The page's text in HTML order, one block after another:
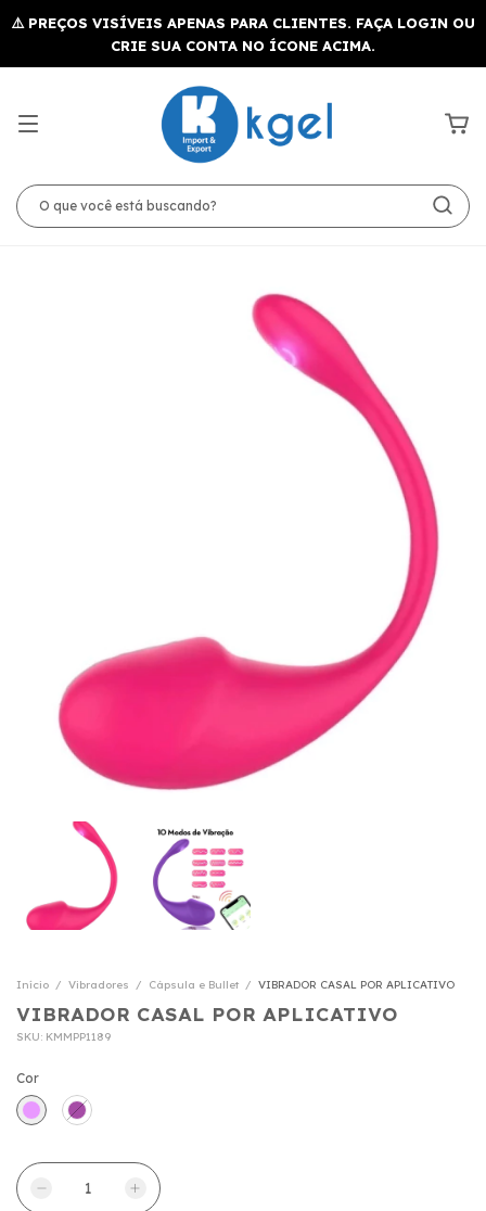
Início / Vibradores / Cápsula e Bullet / VIBRADOR CASAL POR APLICATIVO
VIBRADOR CASAL POR APLICATIVO
SKU: KMMPP1189
Cor